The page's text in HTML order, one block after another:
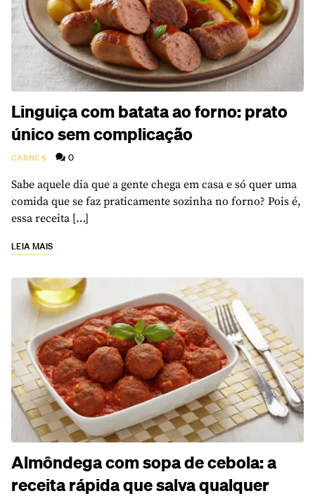
Linguiça com batata ao forno: prato
único sem complicação
CARNES 0
Sabe aquele dia que a gente chega em casa e só quer uma
comida que se faz praticamente sozinha no forno? Pois é,
essa receita […]
LEIA MAIS
Almôndega com sopa de cebola: a
receita rápida que salva qualquer